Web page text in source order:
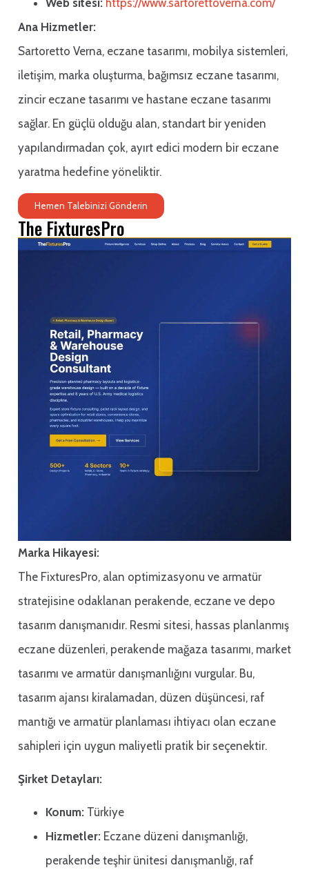
Ana Hizmetler:
Sartoretto Verna, eczane tasarımı, mobilya sistemleri,
iletişim, marka oluşturma, bağımsız eczane tasarımı,
zincir eczane tasarımı ve hastane eczane tasarımı
sağlar. En güçlü olduğu alan, standart bir yeniden
yapılandırmadan çok, ayırt edici modern bir eczane
yaratma hedefine yöneliktir.
Hemen Talebinizi Gönderin
The FixturesPro
Marka Hikayesi:
The FixturesPro, alan optimizasyonu ve armatür
stratejisine odaklanan perakende, eczane ve depo
tasarım danışmanıdır. Resmi sitesi, hassas planlanmış
eczane düzenleri, perakende mağaza tasarımı, market
tasarımı ve armatür danışmanlığını vurgular. Bu,
tasarım ajansı kiralamadan, düzen düşüncesi, raf
mantığı ve armatür planlaması ihtiyacı olan eczane
sahipleri için uygun maliyetli pratik bir seçenektir.
Şirket Detayları:
Konum: Türkiye
Hizmetler: Eczane düzeni danışmanlığı,
perakende teşhir ünitesi danışmanlığı, raf